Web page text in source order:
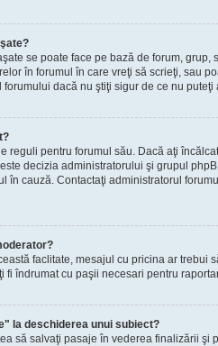
se poate face pe bază de forum, grup,
în forumul în care vreţi să scrieţi, sau
dacă nu ştiţi sigur de ce nu
reguli pentru forumul său. Dacă aţi
decizia administratorului şi grupul
în cauză. Contactaţi administratorul
faclitate, mesajul cu pricina ar trebui
fi îndrumat cu paşii necesari pentru
la deschiderea unui subiect?
să salvaţi pasaje în vederea finalizării şi